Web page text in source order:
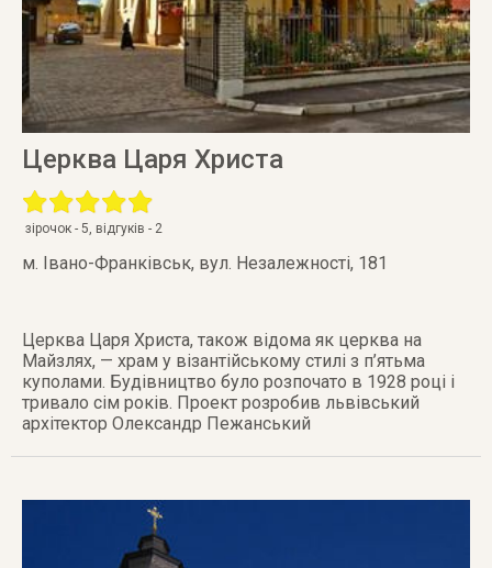
Церква Царя Христа
зірочок - 5, відгуків - 2
м. Івано-Франківськ, вул. Незалежності, 181
Церква Царя Христа, також відома як церква на
Майзлях, — храм у візантійському стилі з п’ятьма
куполами. Будівництво було розпочато в 1928 році і
тривало сім років. Проект розробив львівський
архітектор Олександр Пежанський